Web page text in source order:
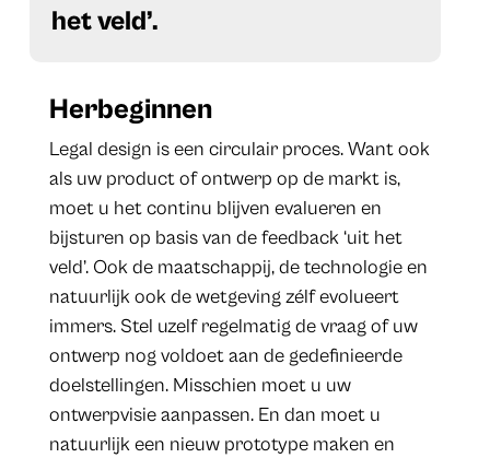
het veld’.
Herbeginnen
Legal design is een circulair proces. Want ook
als uw product of ontwerp op de markt is,
moet u het continu blijven evalueren en
bijsturen op basis van de feedback ‘uit het
veld’. Ook de maatschappij, de technologie en
natuurlijk ook de wetgeving zélf evolueert
immers. Stel uzelf regelmatig de vraag of uw
ontwerp nog voldoet aan de gedefinieerde
doelstellingen. Misschien moet u uw
ontwerpvisie aanpassen. En dan moet u
natuurlijk een nieuw prototype maken en